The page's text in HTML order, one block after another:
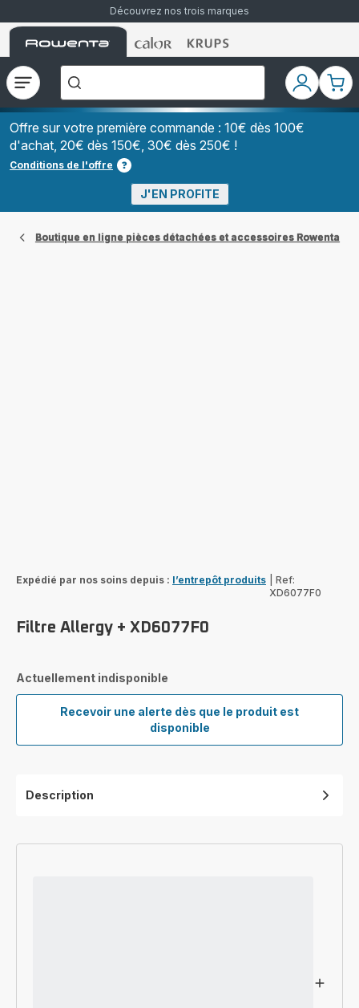
Découvrez nos trois marques
Accueil
Rowenta
Accueil
Rowenta
Accueil
Rowenta
Ouvrir
le
menu
recherchez-
vous
?","Aspirateurs
à
Grains","Centrales
Vapeurs","Sèche
Cheveux"]
Mon
compte
Mon
Offre sur votre première commande : 10€ dès 100€
d'achat, 20€ dès 150€, 30€ dès 250€ !
Conditions de l'offre
J'EN PROFITE
Boutique en ligne pièces détachées et accessoires Rowenta
Expédié par nos soins depuis : l’entrepôt produits
Ref:
XD6077F0
Filtre Allergy + XD6077F0
Actuellement indisponible
Recevoir une alerte dès que le produit est
disponible
Filtre
Allergy
Description